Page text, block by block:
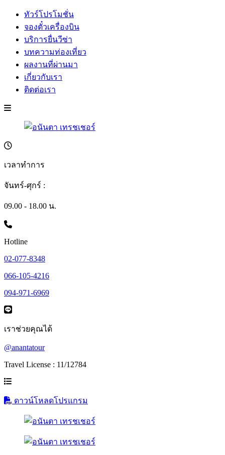
ทัวร์โปรโมชั่น
จองตั๋วเครื่องบิน
บริการยื่นวีซ่า
บทความท่องเที่ยว
ผลงานที่ผ่านมา
เกี่ยวกับเรา
ติดต่อเรา
เวลาทำการ
จันทร์-ศุกร์ :
09.00 - 18.00 น.
Hotline
02-077-8348
066-105-4216
094-971-6969
เราช่วยคุณได้
@anantatour
Travel License : 11/12784
ดาวน์โหลดโปรแกรม